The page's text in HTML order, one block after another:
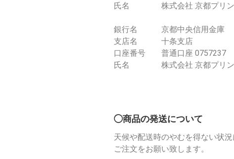
氏名 株式会社 京都プリン
銀行名 京都中央信用金庫
支店名 十条支店
口座番号 普通口座 0757237
氏名 株式会社 京都プリン
◯商品の発送について
天候や配送時のやむを得ない状
ご注文をお願い致します。